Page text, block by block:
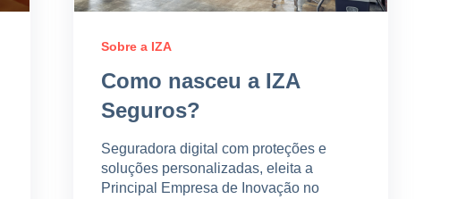
Sobre a IZA
Como nasceu a IZA
Seguros?
Seguradora digital com proteções e
soluções personalizadas, eleita a
Principal Empresa de Inovação no